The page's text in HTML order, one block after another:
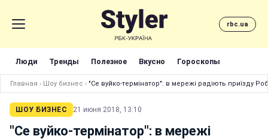
rbc.ua
Люди Тренды Полезное Вкусно Гороскопы
Главная › Шоу бизнес › "Се вуйко-термінатор": в мережі радіють приїзду
ШОУ БИЗНЕС 21 июня 2018, 13:10
"Се вуйко-термінатор": в мережі